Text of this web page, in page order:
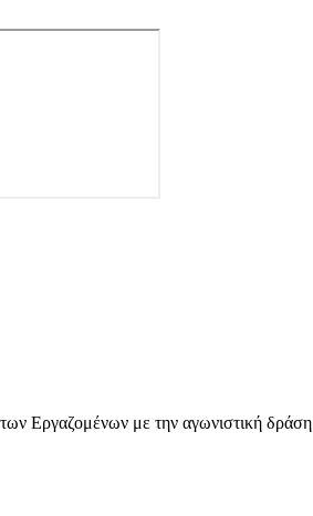
Εργαζομένων με την αγωνιστική δράση